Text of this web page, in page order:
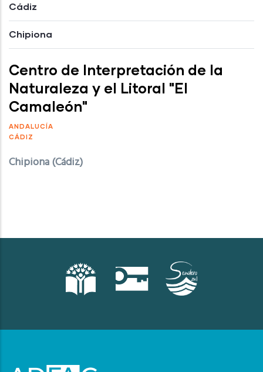
Cádiz
Chipiona
Centro de Interpretación de la
Naturaleza y el Litoral "El
Camaleón"
ANDALUCÍA
CÁDIZ
Chipiona (Cádiz)